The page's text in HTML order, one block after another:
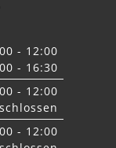
- 12:00
- 16:30
- 12:00
- 12:00